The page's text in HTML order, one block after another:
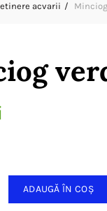
acvarii
ADAUGĂ ÎN COȘ